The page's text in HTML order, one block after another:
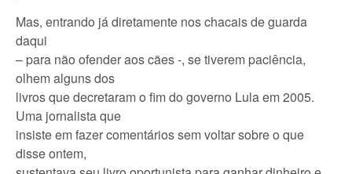
Mas, entrando já diretamente nos chacais de guarda
daqui
– para não ofender aos cães -, se tiverem paciência,
olhem alguns dos
livros que decretaram o fim do governo Lula em 2005.
Uma jornalista que
insiste em fazer comentários sem voltar sobre o que
disse ontem,